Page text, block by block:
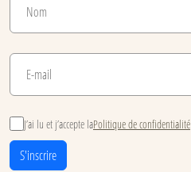
J’ai lu et j’accepte laPolitique de confidentialité
S'inscrire